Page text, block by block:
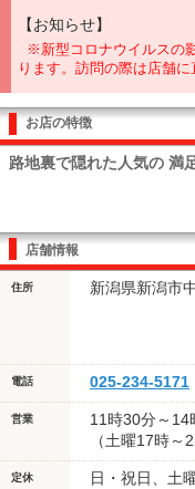
【お知らせ】
※新型コロナウイルスの
ります。訪問の際は店舗に
お店の特徴
路地裏で隠れた人気の 満
店舗情報
住所 新潟県新潟市
電話 025-234-5171
営業
11時30分～14
（土曜17時～
定休 日・祝日、土